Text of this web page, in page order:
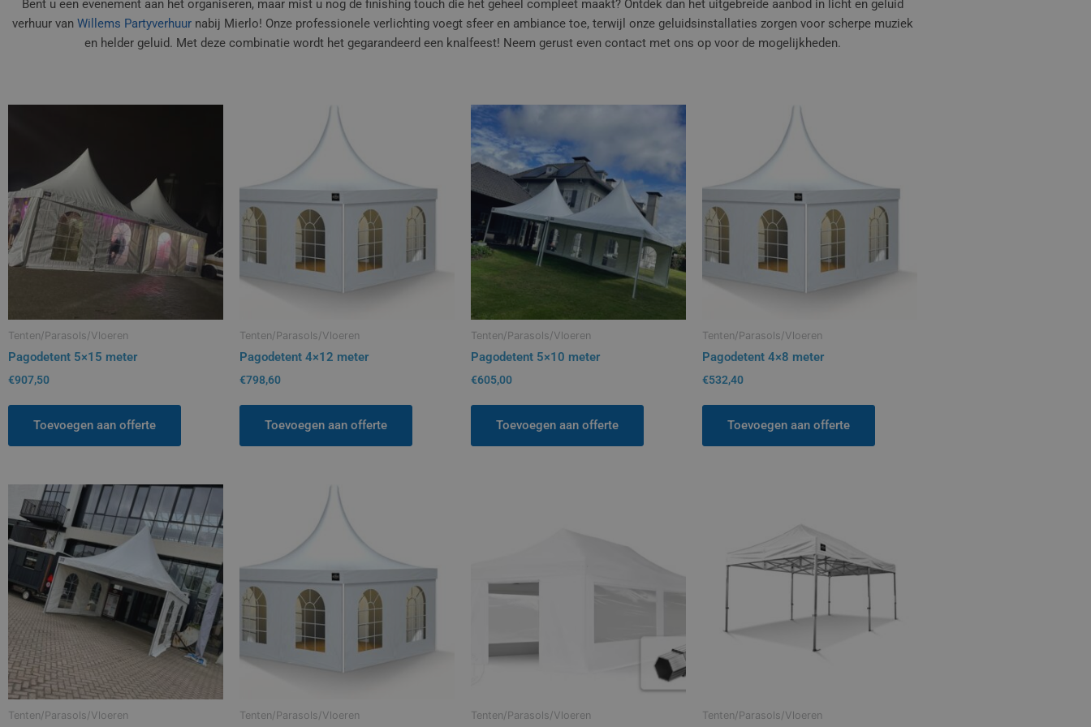
Bent u een evenement aan het organiseren, maar mist u nog de finishing touch die het geheel compleet maakt? Ontdek dan het uitgebreide aanbod in licht en geluid
verhuur van Willems Partyverhuur nabij Mierlo! Onze professionele verlichting voegt sfeer en ambiance toe, terwijl onze geluidsinstallaties zorgen voor scherpe muziek
en helder geluid. Met deze combinatie wordt het gegarandeerd een knalfeest! Neem gerust even contact met ons op voor de mogelijkheden.
Tenten/Parasols/Vloeren
Pagodetent 5×15 meter
€907,50
Toevoegen aan offerte
Tenten/Parasols/Vloeren
Pagodetent 4×12 meter
€798,60
Toevoegen aan offerte
Tenten/Parasols/Vloeren
Pagodetent 5×10 meter
€605,00
Toevoegen aan offerte
Tenten/Parasols/Vloeren
Pagodetent 4×8 meter
€532,40
Toevoegen aan offerte
Tenten/Parasols/Vloeren Tenten/Parasols/Vloeren Tenten/Parasols/Vloeren Tenten/Parasols/Vloeren